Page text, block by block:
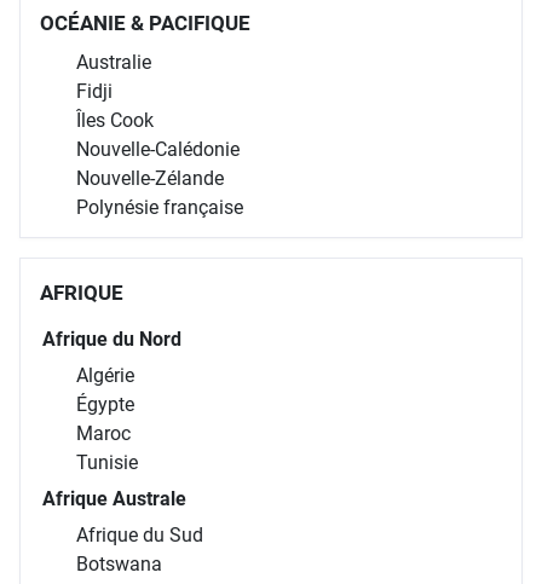
OCÉANIE & PACIFIQUE
Australie
Fidji
Îles Cook
Nouvelle-Calédonie
Nouvelle-Zélande
Polynésie française
AFRIQUE
Afrique du Nord
Algérie
Égypte
Maroc
Tunisie
Afrique Australe
Afrique du Sud
Botswana